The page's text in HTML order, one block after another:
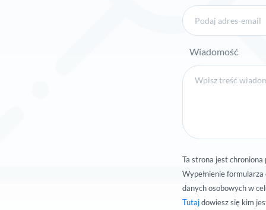
Wiadomość
Ta strona jest
Wypełnienie
danych osobowych w
Tutajdowiesz się kim